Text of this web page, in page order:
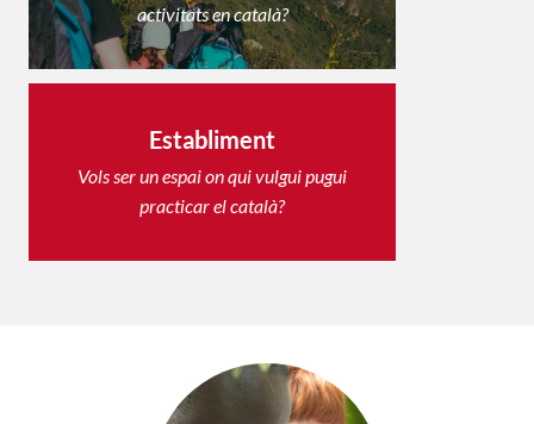
activitats en català?
Establiment
Vols ser un espai on qui vulgui pugui
practicar el català?